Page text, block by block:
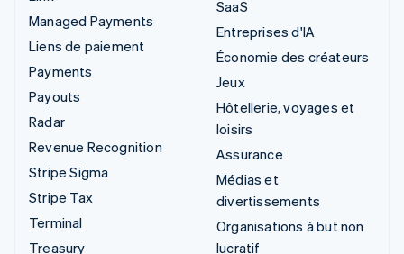
Managed Payments
Liens de paiement
Payments
Payouts
Radar
Revenue Recognition
Stripe Sigma
Stripe Tax
Terminal
Treasury
SaaS
Entreprises d'IA
Économie des créateurs
Jeux
Hôtellerie, voyages et
loisirs
Assurance
Médias et
divertissements
Organisations à but non
lucratif